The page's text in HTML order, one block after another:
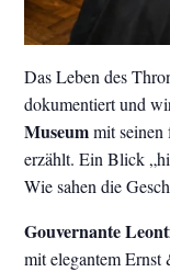
Das Leben des
dokumentiert und
Museummit seinen
erzählt. Ein Blick
Wie sahen die
Gouvernante
mit elegantem